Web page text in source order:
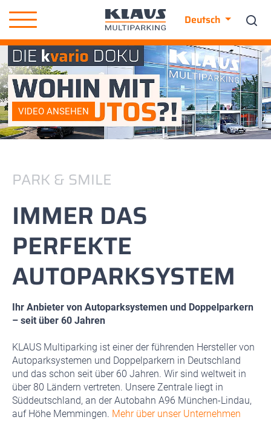
Deutsch
VIDEO ANSEHEN
PARK & SMILE
IMMER DAS
PERFEKTE
AUTOPARKSYSTEM
Ihr Anbieter von Autoparksystemen und Doppelparkern
– seit über 60 Jahren
KLAUS Multiparking ist einer der führenden Hersteller von
Autoparksystemen und Doppelparkern in Deutschland
und das schon seit über 60 Jahren. Wir sind weltweit in
über 80 Ländern vertreten. Unsere Zentrale liegt in
Süddeutschland, an der Autobahn A96 München-Lindau,
auf Höhe Memmingen. Mehr über unser Unternehmen